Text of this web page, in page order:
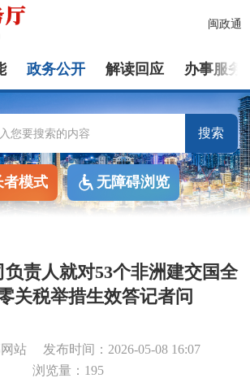
闽政通
政务公开 解读回应 办事服务
搜索
者模式 无障碍浏览
责人就对53个非洲建交国全
关税举措生效答记者问
站
发布时间：2026-05-08 16:07
浏览量：195